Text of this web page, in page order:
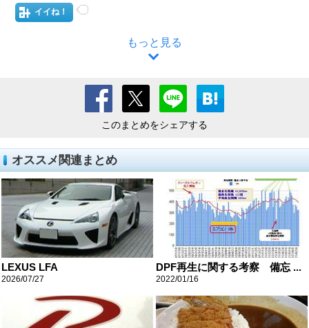
イイね！
もっと見る
このまとめをシェアする
オススメ関連まとめ
LEXUS LFA
2026/07/27
DPF再生に関する考察 備忘 ...
2022/01/16